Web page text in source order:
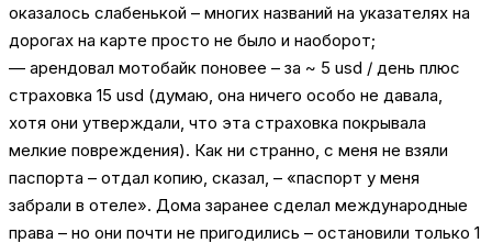
оказалось слабенькой – многих названий на указателях на
дорогах на карте просто не было и наоборот;
— арендовал мотобайк поновее – за ~ 5 usd / день плюс
страховка 15 usd (думаю, она ничего особо не давала,
хотя они утверждали, что эта страховка покрывала
мелкие повреждения). Как ни странно, с меня не взяли
паспорта – отдал копию, сказал, – «паспорт у меня
забрали в отеле». Дома заранее сделал международные
права – но они почти не пригодились – остановили только 1